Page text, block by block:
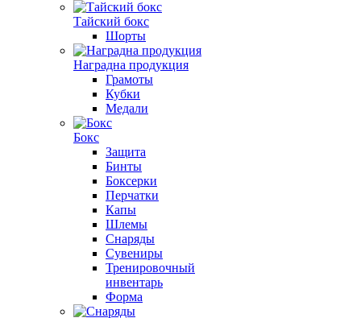
Тайский бокс
Шорты
Наградна продукция
Грамоты
Кубки
Медали
Бокс
Защита
Бинты
Боксерки
Перчатки
Капы
Шлемы
Снаряды
Сувениры
Тренировочный
инвентарь
Форма